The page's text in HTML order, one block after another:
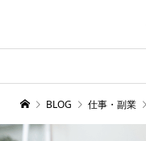
BLOG 仕事・副業